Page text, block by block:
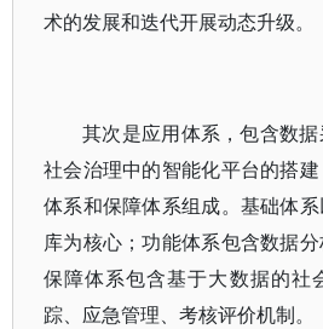
术的发展和迭代开展动态升级。
其次是应用体系，包含数
社会治理中的智能化平台的搭
体系和保障体系组成。基础体
库为核心；功能体系包含数据
保障体系包含基于大数据的社
踪、应急管理、考核评价机制。